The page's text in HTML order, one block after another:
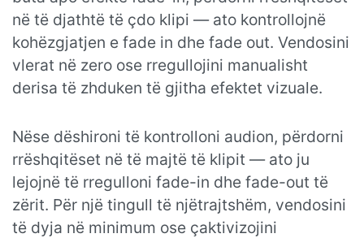
në të djathtë të çdo klipi — ato kontrollojnë
kohëzgjatjen e fade in dhe fade out. Vendosini
vlerat në zero ose rregullojini manualisht
derisa të zhduken të gjitha efektet vizuale.
Nëse dëshironi të kontrolloni audion, përdorni
rrëshqitëset në të majtë të klipit — ato ju
lejojnë të rregulloni fade-in dhe fade-out të
zërit. Për një tingull të njëtrajtshëm, vendosini
të dyja në minimum ose çaktivizojini